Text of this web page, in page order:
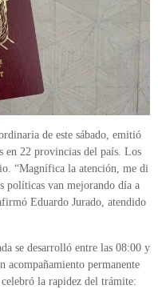
de este sábado, emitió
en 22 provincias del país. Los
“Magnífica la atención, me di
políticas van mejorando día a
Eduardo Jurado, atendido
se desarrolló entre las 08:00 y
acompañamiento permanente
la rapidez del trámite: